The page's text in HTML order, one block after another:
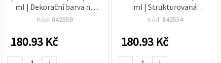
ml | Dekorační barva na
různé povrchy pro stařený
sklo
Kód: 842559
180.93 Kč
ml | Strukturovaná
dekorativní barva s
pro rustikální, postaršený
vzhled, na různé povrchy,
pro DIY a hobby projekty
Kód: 842554
180.93 Kč